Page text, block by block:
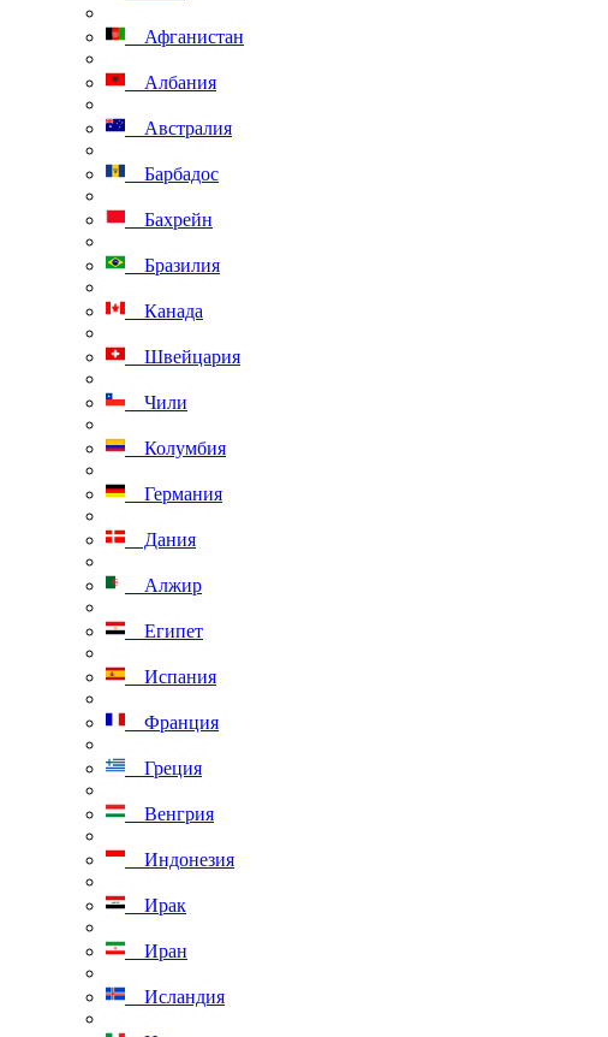
Афганистан
Албания
Австралия
Барбадос
Бахрейн
Бразилия
Канада
Швейцария
Чили
Колумбия
Германия
Дания
Алжир
Египет
Испания
Франция
Греция
Венгрия
Индонезия
Ирак
Иран
Исландия